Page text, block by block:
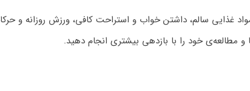
غذایی سالم، داشتن خواب و استراحت کافی، ورزش روزانه
مطالعه‌ی خود را با بازدهی بیشتری انجام دهید.